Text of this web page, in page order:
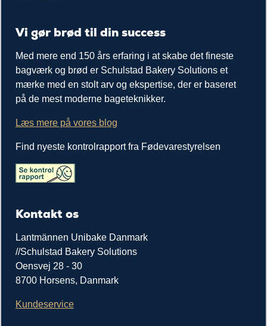
Vi gør brød til din success
Med mere end 150 års erfaring i at skabe det fineste
bagværk og brød er Schulstad Bakery Solutions et
mærke med en stolt arv og ekspertise, der er baseret
på de mest moderne bageteknikker.
Læs mere på vores blog
Find nyeste kontrolrapport fra Fødevarestyrelsen
Kontakt os
Lantmännen Unibake Danmark
//Schulstad Bakery Solutions
Oensvej 28 - 30
8700 Horsens, Danmark
Kundeservice